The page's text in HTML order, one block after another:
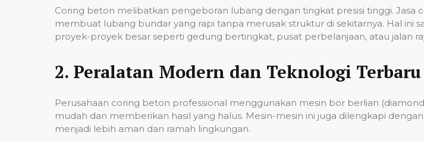
Coring beton melibatkan pengeboran lubang dengan tingkat presisi tinggi.
membuat lubang bundar yang rapi tanpa merusak struktur di sekitarnya. Hal
proyek-proyek besar seperti gedung bertingkat, pusat perbelanjaan, atau jalan
2. Peralatan Modern dan Teknologi Terbaru
Perusahaan coring beton professional menggunakan mesin bor berlian
mudah dan memberikan hasil yang halus. Mesin-mesin ini juga dilengkapi
menjadi lebih aman dan ramah lingkungan.